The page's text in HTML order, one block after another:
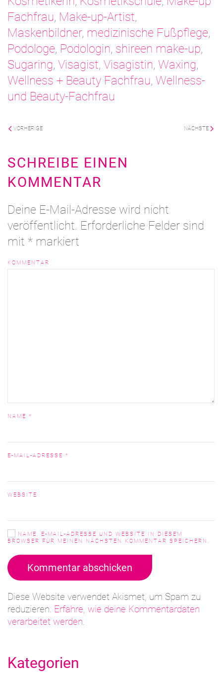
Fachfrau, Make-up-Artist,
Maskenbildner, medizinische Fußpflege,
Podologe, Podologin, shireen make-up,
Sugaring, Visagist, Visagistin, Waxing,
Wellness + Beauty Fachfrau, Wellness-
und Beauty-Fachfrau
VORHERIGE NÄCHSTE
SCHREIBE EINEN
KOMMENTAR
Deine E-Mail-Adresse wird nicht
veröffentlicht. Erforderliche Felder sind
mit * markiert
KOMMENTAR
NAME *
E-MAIL-ADRESSE *
WEBSITE
NAME, E-MAIL-ADRESSE UND WEBSITE IN DIESEM
BROWSER FÜR MEINEN NÄCHSTEN KOMMENTAR SPEICHERN.
Kommentar abschicken
Diese Website verwendet Akismet, um Spam zu
reduzieren. Erfahre, wie deine Kommentardaten
verarbeitet werden.
Kategorien